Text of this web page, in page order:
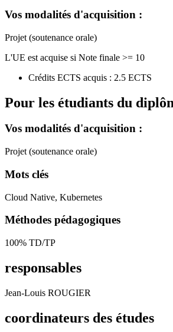
Vos modalités d'acquisition :
Projet (soutenance orale)
L'UE est acquise si Note finale >= 10
Crédits ECTS acquis : 2.5 ECTS
Pour les étudiants du
Vos modalités d'acquisition :
Projet (soutenance orale)
Mots clés
Cloud Native, Kubernetes
Méthodes pédagogiques
100% TD/TP
responsables
Jean-Louis ROUGIER
coordinateurs des études